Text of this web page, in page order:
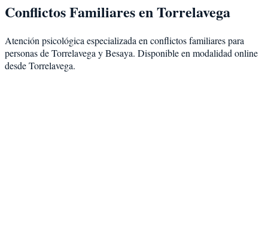
Conflictos FamiliaresenTorrelavega
Atención psicológica especializada en conflictos familiarespara
personas deTorrelavega yBesaya. Disponible en modalidad online
desde Torrelavega.